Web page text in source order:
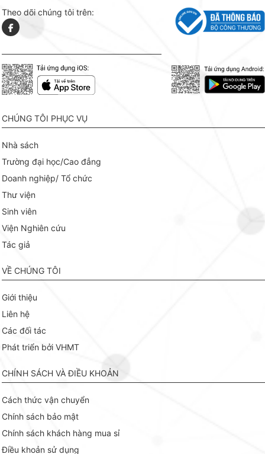
Theo dõi chúng tôi trên:
CHÚNG TÔI PHỤC VỤ
Nhà sách
Trường đại học/Cao đẳng
Doanh nghiệp/ Tổ chức
Thư viện
Sinh viên
Viện Nghiên cứu
Tác giả
VỀ CHÚNG TÔI
Giới thiệu
Liên hệ
Các đối tác
Phát triển bởi VHMT
CHÍNH SÁCH VÀ ĐIỀU KHOẢN
Cách thức vận chuyển
Chính sách bảo mật
Chính sách khách hàng mua sỉ
Điều khoản sử dụng